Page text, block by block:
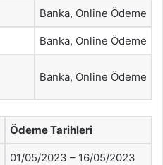
Banka, Online Ödeme
Banka, Online Ödeme
Banka, Online Ödeme
Ödeme Tarihleri
01/05/2023 – 16/05/2023